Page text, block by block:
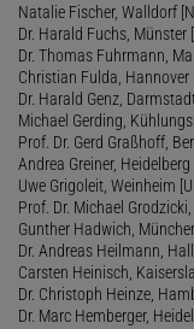
Natalie Fischer, Walldorf
Dr. Harald Fuchs,
Dr. Thomas Fuhrmann,
Christian Fulda, Hannover
Dr. Harald Genz,
Michael Gerding,
Prof. Dr. Gerd Graßhoff,
Andrea Greiner,
Uwe Grigoleit, Weinheim
Prof. Dr. Michael
Gunther Hadwich,
Dr. Andreas Heilmann,
Carsten Heinisch,
Dr. Christoph Heinze,
Dr. Marc Hemberger,